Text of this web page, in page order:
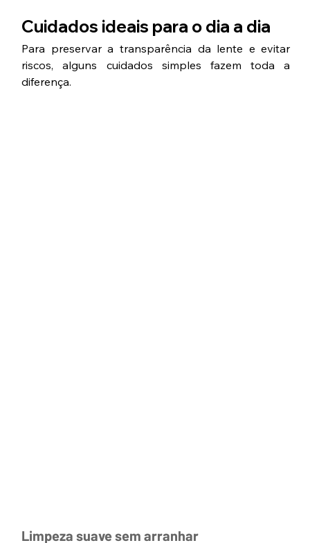
Cuidados ideais para o dia a dia
Para preservar a transparência da lente e evitar
riscos, alguns cuidados simples fazem toda a
diferença.
Limpeza suave sem arranhar